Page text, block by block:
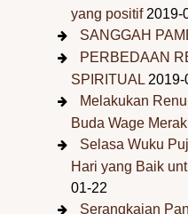
yang positif 2019-
SANGGAH
PERBEDAAN
SPIRITUAL 2019-
Melakukan
Buda Wage
Selasa Wuku
Hari yang Baik
01-22
Serangkaian